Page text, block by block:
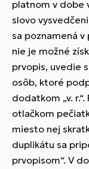
platnom v dobe
slovo
sa poznamená
nie je možné
prvopis, uvedie
osôb, ktoré
dodatkom „v.
otlačkom
miesto nej
duplikátu sa
prvopisom“. V